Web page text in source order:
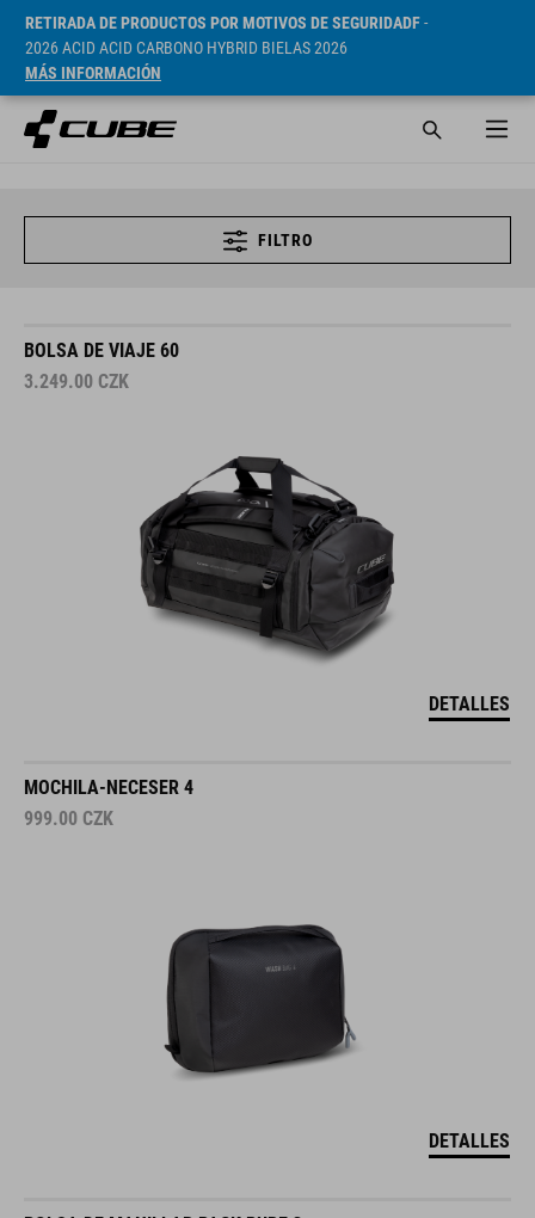
RETIRADA DE PRODUCTOS POR MOTIVOS DE SEGURIDADF-
2026 ACID ACID CARBONO HYBRID BIELAS 2026
MÁS INFORMACIÓN
FILTRO
BOLSA DE VIAJE 60
3.249.00 CZK
DETALLES
MOCHILA-NECESER 4
999.00 CZK
DETALLES